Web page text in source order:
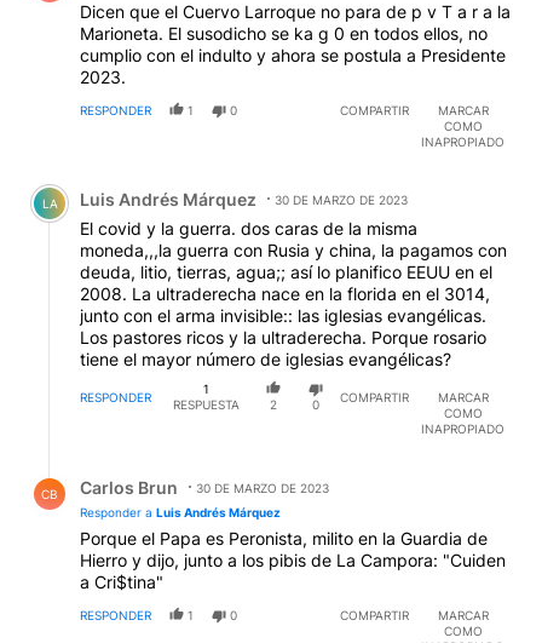
Dicen que el Cuervo Larroque no para de p v T a r a la
Marioneta. El susodicho se ka g 0 en todos ellos, no
cumplio con el indulto y ahora se postula a Presidente
2023.
RESPONDER 1 0 COMPARTIR
MARCAR
COMO
INAPROPIADO
Comentario de Luis Andrés Márquez.
LA Luis Andrés Márquez 30 DE MARZO DE 2023
El covid y la guerra. dos caras de la misma
moneda,,,la guerra con Rusia y china, la pagamos con
deuda, litio, tierras, agua;; así lo planifico EEUU en el
2008. La ultraderecha nace en la florida en el 3014,
junto con el arma invisible:: las iglesias evangélicas.
Los pastores ricos y la ultraderecha. Porque rosario
tiene el mayor número de iglesias evangélicas?
RESPONDER
1
RESPUESTA
2 0
COMPARTIR
MARCAR
COMO
INAPROPIADO
CB Carlos Brun
30 DE MARZO DE 2023
Responder a Luis Andrés Márquez
Porque el Papa es Peronista, milito en la Guardia de
Hierro y dijo, junto a los pibis de La Campora: "Cuiden
a Cri$tina"
RESPONDER 1 0 COMPARTIR
MARCAR
COMO